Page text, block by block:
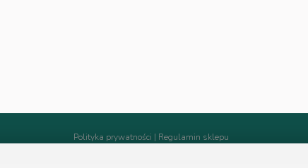
Polityka prywatności | Regulamin sklepu